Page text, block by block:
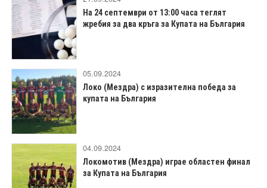
На 24 септември от 13:00 часа теглят
жребия за два кръга за Купата на България
05.09.2024
Локо (Мездра) с изразителна победа за
купата на България
04.09.2024
Локомотив (Мездра) играе областен финал
за Купата на България